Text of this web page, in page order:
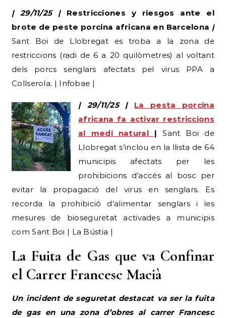
| 29/11/25 | Restricciones y riesgos ante el
brote de peste porcina africana en Barcelona |
Sant Boi de Llobregat es troba a la zona de
restriccions (radi de 6 a 20 quilòmetres) al voltant
dels porcs senglars afectats pel virus PPA a
Collserola. | Infobae |
| 29/11/25 | La pesta porcina
africana fa activar restriccions
al medi natural |Sant Boi de
Llobregat s’inclou en la llista de 64
municipis afectats per les
prohibicions d’accés al bosc per
evitar la propagació del virus en senglars. Es
recorda la prohibició d’alimentar senglars i les
mesures de bioseguretat activades a municipis
com Sant Boi | La Bústia |
La Fuita de Gas que va Confinar
el Carrer Francesc Macià
Un incident de seguretat destacat va ser la fuita
de gas en una zona d’obres al carrer Francesc